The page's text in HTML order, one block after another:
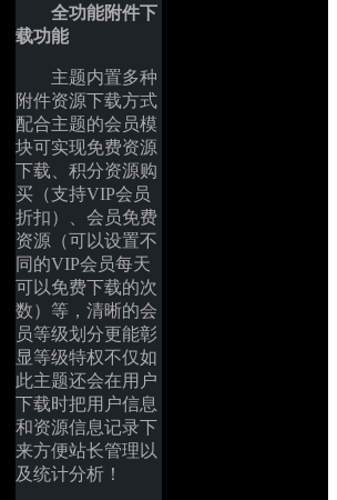
全功能附件下
载功能
主题内置多种
附件资源下载方式
配合主题的会员模
块可实现免费资源
下载、积分资源购
买（支持VIP会员
折扣）、会员免费
资源（可以设置不
同的VIP会员每天
可以免费下载的次
数）等，清晰的会
员等级划分更能彰
显等级特权不仅如
此主题还会在用户
下载时把用户信息
和资源信息记录下
来方便站长管理以
及统计分析！